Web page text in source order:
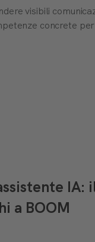
visibili
concrete
IA:
a BOOM